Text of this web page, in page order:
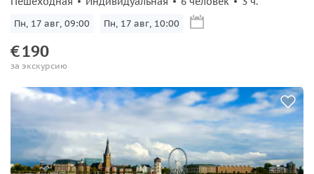
Пн, 17 авг, 09:00 Пн, 17 авг, 10:00
€190
за экскурсию